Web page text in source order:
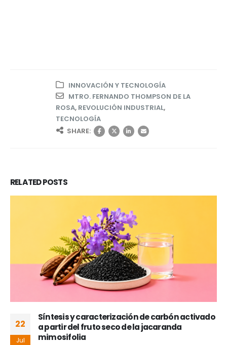
INNOVACIÓN Y TECNOLOGÍA
MTRO. FERNANDO THOMPSON DE LA
ROSA, REVOLUCIÓN INDUSTRIAL,
TECNOLOGÍA
SHARE:
RELATEDPOSTS
22
Jul
Síntesis y caracterización de carbón activado
a partir del fruto seco de la jacaranda
mimosifolia